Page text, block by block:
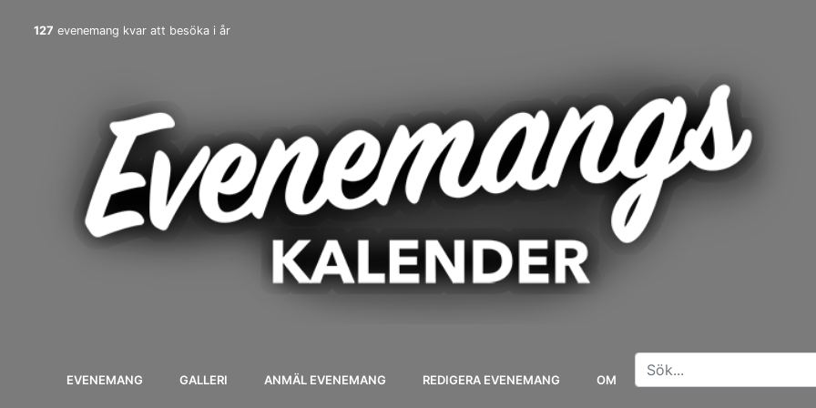
127 evenemang kvar att besöka i år
EVENEMANG GALLERI ANMÄL EVENEMANG REDIGERA EVENEMANG OM